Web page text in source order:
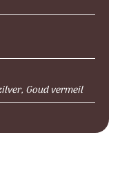
Goud vermeil